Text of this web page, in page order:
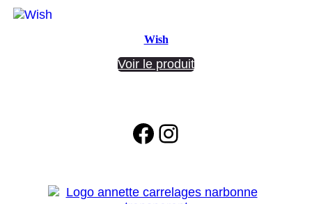
Wish
Voir le produit
Facebook
Instagram